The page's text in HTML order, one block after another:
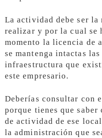
La actividad debe ser la
realizar y por la cual se
momento la licencia de
se mantenga intactas
infraestructura que
este empresario.
Deberías consultar con
porque tienes que
de actividad de ese
la administración que